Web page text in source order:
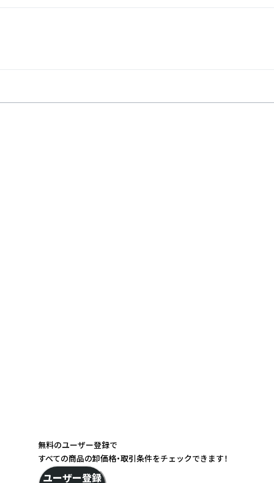
無料のユーザー登録で
すべての商品の卸価格・取引条件をチェックできます！
ユーザー登録